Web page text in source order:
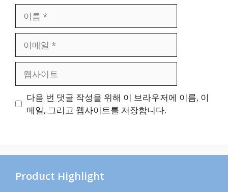
일
트
다음 번 댓글 작성을 위해 이 브라우저에 이름, 이
메일, 그리고 웹사이트를 저장합니다.
Product Highlight